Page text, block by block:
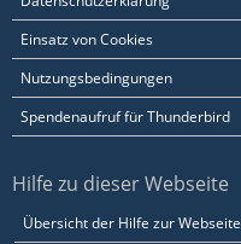
Einsatz von Cookies
Nutzungsbedingungen
Spendenaufruf für Thunderbird
Hilfe zu dieser Webseite
Übersicht der Hilfe zur Webseite